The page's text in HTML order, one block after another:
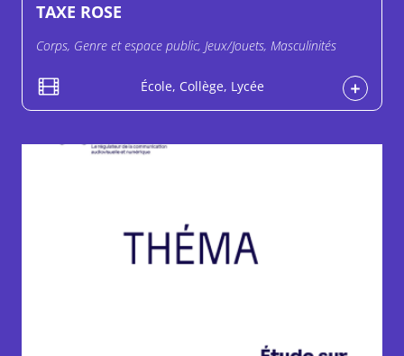
TAXE ROSE
Corps, Genre et espace public, Jeux/Jouets, Masculinités
École, Collège, Lycée